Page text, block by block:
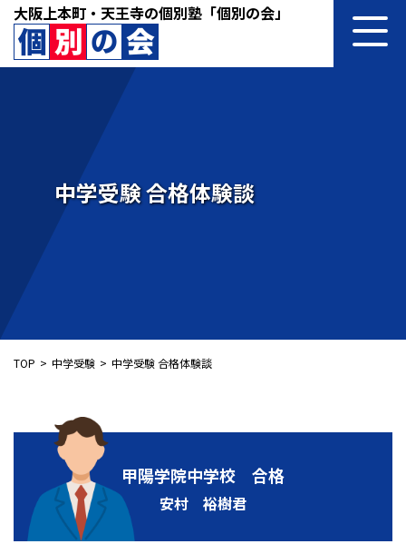
大阪上本町・天王寺の個別塾「個別の会」
中学受験 合格体験談
TOP 中学受験 中学受験 合格体験談
甲陽学院中学校 合格
安村 裕樹君